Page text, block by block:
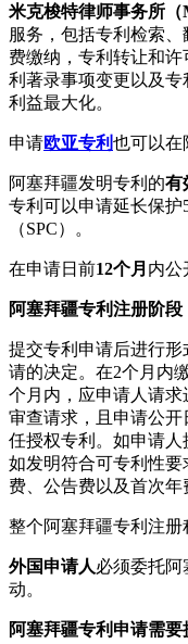
米克梭特律师事务所（
服务，包括专利检索
费缴纳，专利转让和
利著录事项变更以及
利益最大化。
申请欧亚专利也可以在
阿塞拜疆发明专利的有
专利可以申请延长保
（SPC）。
在申请日前12个月 内公
阿塞拜疆专利注册阶段
提交专利申请后进行
请的决定。在2个月内
个月内，应申请人请
审查请求，且申请公
任授权专利。如申请人
如发明符合可专利性
费、公告费以及首次年
整个阿塞拜疆专利注册
外国申请人必须委托
动。
阿塞拜疆专利申请需要